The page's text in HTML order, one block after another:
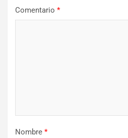
Comentario *
Nombre *